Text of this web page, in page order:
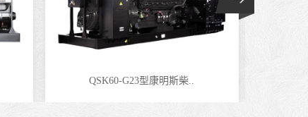
QSK60-G23型康明斯柴..